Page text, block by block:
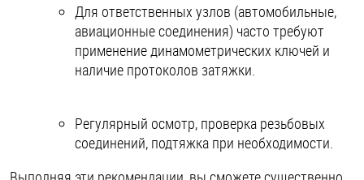
Для ответственных узлов (автомобильные,
авиационные соединения) часто требуют
применение динамометрических ключей и
наличие протоколов затяжки.
Регулярный осмотр, проверка резьбовых
соединений, подтяжка при необходимости.